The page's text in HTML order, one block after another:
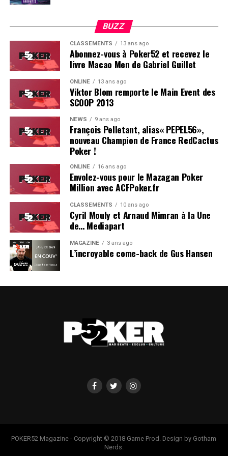
Soleau à gauche, sorti par Logghe au centre
BUZZ
CLASSEMENTS 13 ans ago
Abonnez-vous à Poker52 et recevez le
livre Macao Men de Gabriel Guillet
ONLINE 13 ans ago
Viktor Blom remporte le Main Event des
SCOOP 2013
NEWS 9 ans ago
François Pelletant, alias« PEPEL56»,
nouveau Champion de France RedCactus
Poker !
ONLINE 16 ans ago
Envolez-vous pour le Mazagan Poker
Million avec ACFPoker.fr
CLASSEMENTS 10 ans ago
Cyril Mouly et Arnaud Mimran à la Une
de… Mediapart
MAGAZINE 3 ans ago
L’incroyable come-back de Gus Hansen
POKER52 Magazine - Copyright © 2018 Game Prod. Design by Gotham
Nerds.